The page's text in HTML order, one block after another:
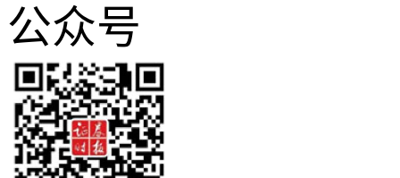
公众号